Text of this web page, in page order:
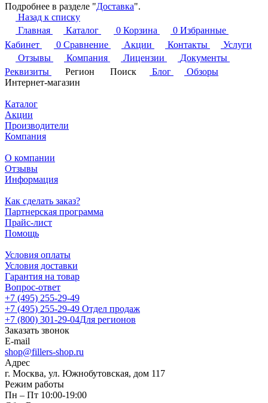
Подробнее в разделе "Доставка".
Назад к списку
Главная
Каталог 0 Корзина 0 Избранные
Кабинет
0 Сравнение Акции Контакты
Услуги
Отзывы
Компания Лицензии
Документы
Реквизиты
Регион Поиск Блог
Обзоры
Интернет-магазин
Каталог
Акции
Производители
Компания
О компании
Отзывы
Информация
Как сделать заказ?
Партнерская программа
Прайс-лист
Помощь
Условия оплаты
Условия доставки
Гарантия на товар
Вопрос-ответ
+7 (495) 255-29-49
+7 (495) 255-29-49 Отдел продаж
+7 (800) 301-29-04Для регионов
Заказать звонок
E-mail
shop@fillers-shop.ru
Адрес
г. Москва, ул. Южнобутовская, дом 117
Режим работы
Пн – Пт 10:00-19:00